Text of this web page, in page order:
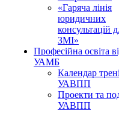
«Гаряча лінія
юридичних
консультацій
ЗМІ»
Професійна освіта
УАМБ
Календар
УАВПП
Проекти та
УАВПП